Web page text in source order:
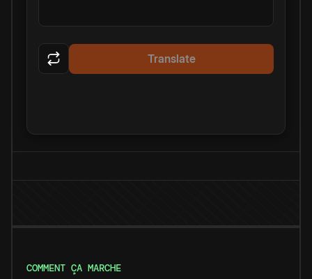
Translate
COMMENT ÇA MARCHE